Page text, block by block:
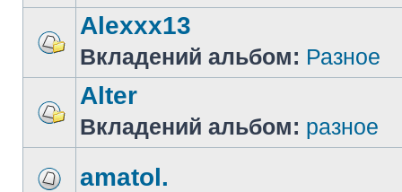
Alexxx13
Вкладений альбом: Разное
Alter
Вкладений альбом: разное
amatol.